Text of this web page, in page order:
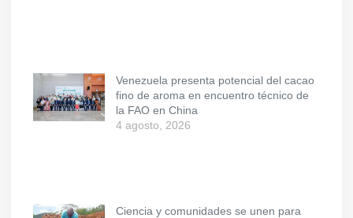
Venezuela presenta potencial del cacao
fino de aroma en encuentro técnico de
la FAO en China
4 agosto, 2026
Ciencia y comunidades se unen para